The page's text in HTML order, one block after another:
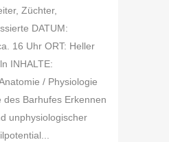
Züchter,
DATUM:
16 Uhr ORT: Heller
INHALTE:
/ Physiologie
des Barhufes Erkennen
unphysiologischer